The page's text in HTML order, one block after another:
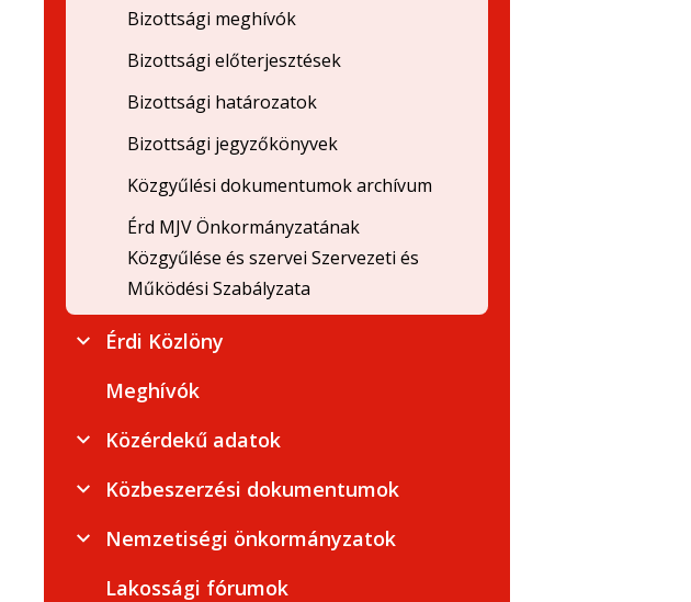
Bizottsági meghívók
Bizottsági előterjesztések
Bizottsági határozatok
Bizottsági jegyzőkönyvek
Közgyűlési dokumentumok archívum
Érd MJV Önkormányzatának
Közgyűlése és szervei Szervezeti és
Működési Szabályzata
Érdi Közlöny
Meghívók
Közérdekű adatok
Közbeszerzési dokumentumok
Nemzetiségi önkormányzatok
Lakossági fórumok